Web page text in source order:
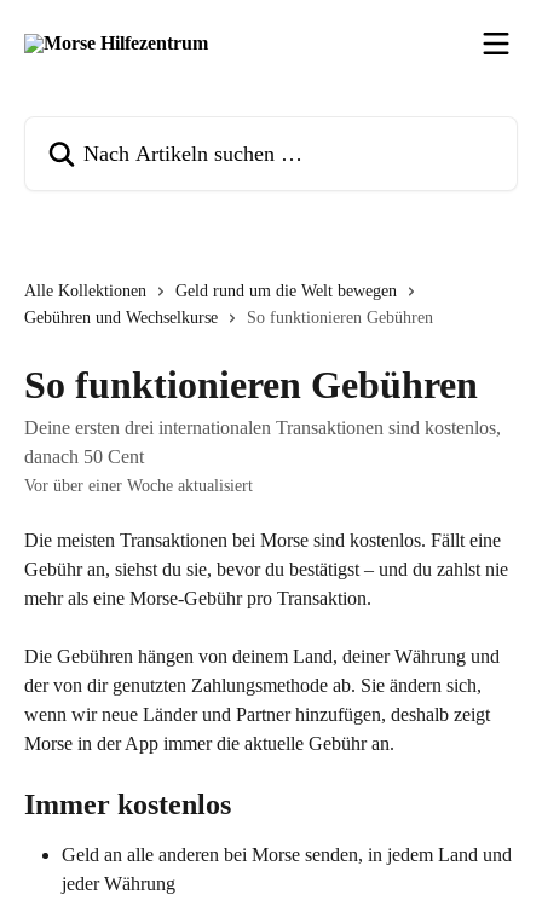
Alle Kollektionen
Geld rund um die Welt bewegen
Gebühren und Wechselkurse
So funktionieren Gebühren
So funktionieren Gebühren
Deine ersten drei internationalen Transaktionen sind kostenlos,
danach 50 Cent
Vor über einer Woche aktualisiert
Die meisten Transaktionen bei Morse sind kostenlos. Fällt eine
Gebühr an, siehst du sie, bevor du bestätigst – und du zahlst nie
mehr als eine Morse-Gebühr pro Transaktion.
Die Gebühren hängen von deinem Land, deiner Währung und
der von dir genutzten Zahlungsmethode ab. Sie ändern sich,
wenn wir neue Länder und Partner hinzufügen, deshalb zeigt
Morse in der App immer die aktuelle Gebühr an.
Immer kostenlos
Geld an alle anderen bei Morse senden, in jedem Land und
jeder Währung